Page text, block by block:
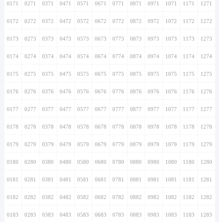
0171 0271 0371 0471 0571 0671 0771 0871 0971 1071 1171 1271
0172 0272 0372 0472 0572 0672 0772 0872 0972 1072 1172 1272
0173 0273 0373 0473 0573 0673 0773 0873 0973 1073 1173 1273
0174 0274 0374 0474 0574 0674 0774 0874 0974 1074 1174 1274
0175 0275 0375 0475 0575 0675 0775 0875 0975 1075 1175 1275
0176 0276 0376 0476 0576 0676 0776 0876 0976 1076 1176 1276
0177 0277 0377 0477 0577 0677 0777 0877 0977 1077 1177 1277
0178 0278 0378 0478 0578 0678 0778 0878 0978 1078 1178 1278
0179 0279 0379 0479 0579 0679 0779 0879 0979 1079 1179 1279
0180 0280 0380 0480 0580 0680 0780 0880 0980 1080 1180 1280
0181 0281 0381 0481 0581 0681 0781 0881 0981 1081 1181 1281
0182 0282 0382 0482 0582 0682 0782 0882 0982 1082 1182 1282
0183 0283 0383 0483 0583 0683 0783 0883 0983 1083 1183 1283